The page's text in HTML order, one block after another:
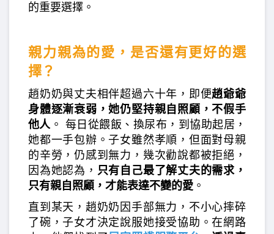
的重要選擇。
親力親為的愛，是否還有更好的選
擇？
趙奶奶與丈夫相伴超過六十年，即便趙爺爺
身體逐漸衰弱，她仍堅持親自照顧，不假手
他人 。 每日從餵飯、換尿布，到協助起居，
她都一手包辦。子女雖然孝順，但面對母親
的辛勞，仍感到無力，幾次勸說都被拒絕，
因為她認為， 只有自己最了解丈夫的需求，
只有親自照顧，才能表達不變的愛 。
直到某天，趙奶奶因手部無力，不小心摔碎
了碗，子女才決定說服她接受協助。在網路